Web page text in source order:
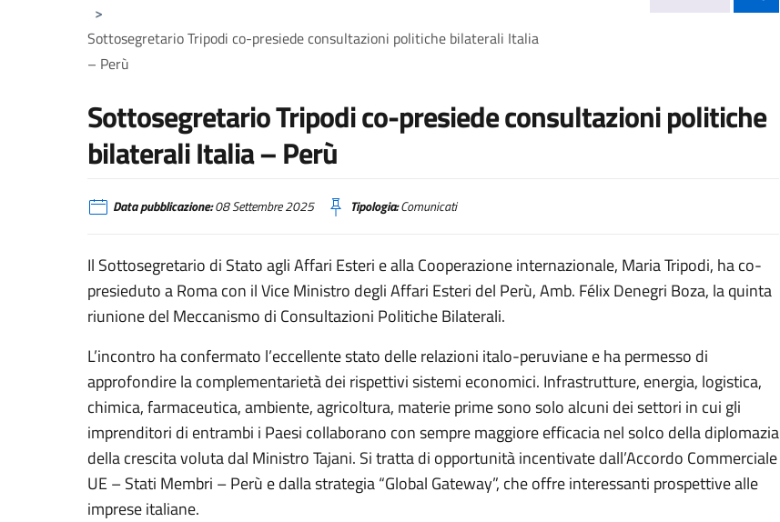
>
Sottosegretario Tripodi co-presiede consultazioni politiche bilaterali Italia
– Perù
Sottosegretario Tripodi co-presiede consultazioni politiche
bilaterali Italia – Perù
Data pubblicazione:08 Settembre 2025 Tipologia:Comunicati
Il Sottosegretario di Stato agli Affari Esteri e alla Cooperazione internazionale, Maria Tripodi, ha co-
presieduto a Roma con il Vice Ministro degli Affari Esteri del Perù, Amb. Félix Denegri Boza, la quinta
riunione del Meccanismo di Consultazioni Politiche Bilaterali.
L’incontro ha confermato l’eccellente stato delle relazioni italo-peruviane e ha permesso di
approfondire la complementarietà dei rispettivi sistemi economici. Infrastrutture, energia, logistica,
chimica, farmaceutica, ambiente, agricoltura, materie prime sono solo alcuni dei settori in cui gli
imprenditori di entrambi i Paesi collaborano con sempre maggiore efficacia nel solco della diplomazia
della crescita voluta dal Ministro Tajani. Si tratta di opportunità incentivate dall’Accordo Commerciale
UE – Stati Membri – Perù e dalla strategia “Global Gateway”, che offre interessanti prospettive alle
imprese italiane.